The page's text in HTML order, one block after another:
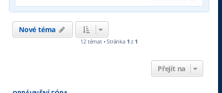
Nové téma
12 témat • Stránka 1 z 1
Přejít na